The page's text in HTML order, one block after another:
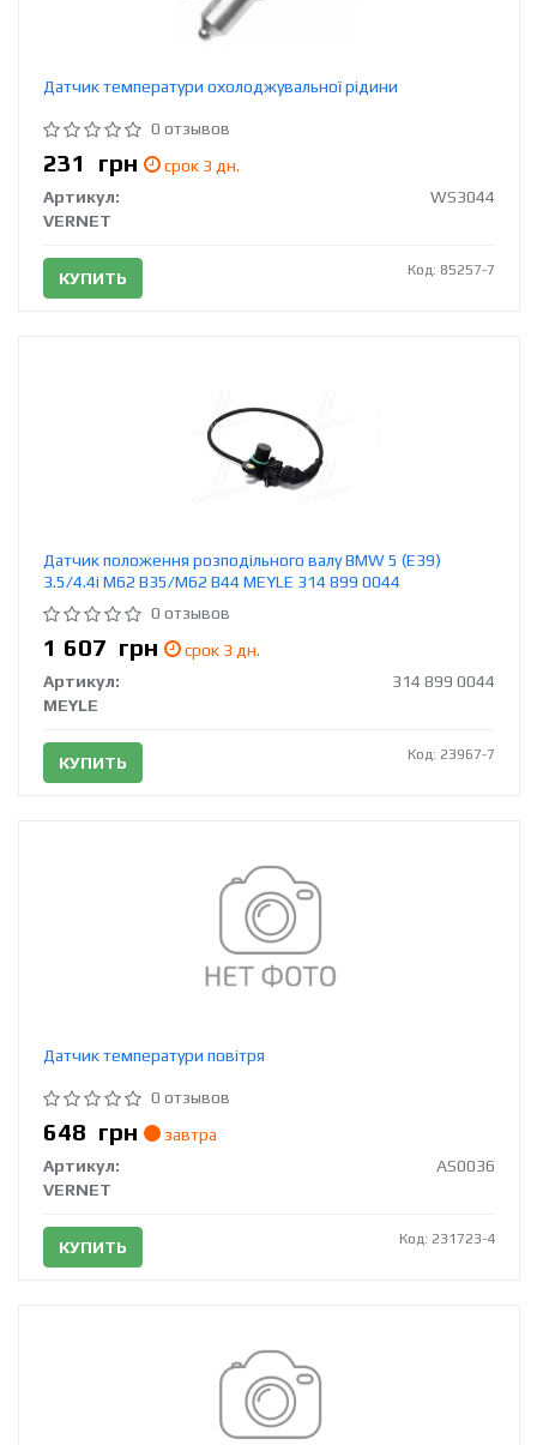
Датчик температури охолоджувальної рідини
0 отзывов
231 грн
срок 3 дн.
Артикул:
WS3044
VERNET
КУПИТЬ Код: 85257-7
Датчик положення розподільного валу BMW 5 (E39)
3.5/4.4i M62 B35/M62 B44 MEYLE 314 899 0044
0 отзывов
1 607 грн
срок 3 дн.
Артикул:
314 899 0044
MEYLE
КУПИТЬ Код: 23967-7
Датчик температури повітря
0 отзывов
648 грн
завтра
Артикул:
AS0036
VERNET
КУПИТЬ Код: 231723-4